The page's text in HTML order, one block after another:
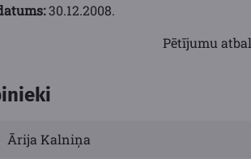
30.12.2008.
Pētījumu
Ārija Kalniņa